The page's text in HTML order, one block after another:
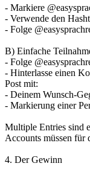
- Markiere
- Verwende den
- Folge
B) Einfache
- Folge
- Hinterlasse einen
Post mit:
- Deinem Wunsch-
- Markierung einer
Multiple Entries sind
Accounts müssen für
4. Der Gewinn